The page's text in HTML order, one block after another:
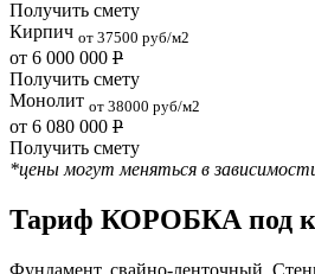
Получить смету
Кирпич от 37500 руб/м2
от 6 000 000 Р
Получить смету
Монолит от 38000 руб/м2
от 6 080 000 Р
Получить смету
*цены могут меняться в
Тариф КОРОБКА под